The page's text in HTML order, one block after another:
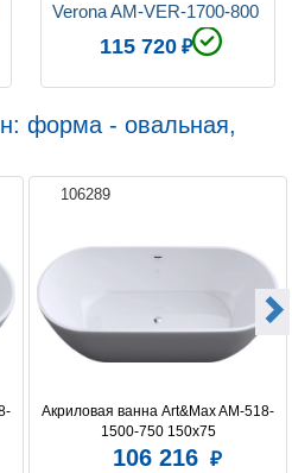
Verona AM-VER-1700-800
170x80
115 720
форма - овальная,
106289
Акриловая ванна Art&Max AM-518-
1500-750 150x75
106 216